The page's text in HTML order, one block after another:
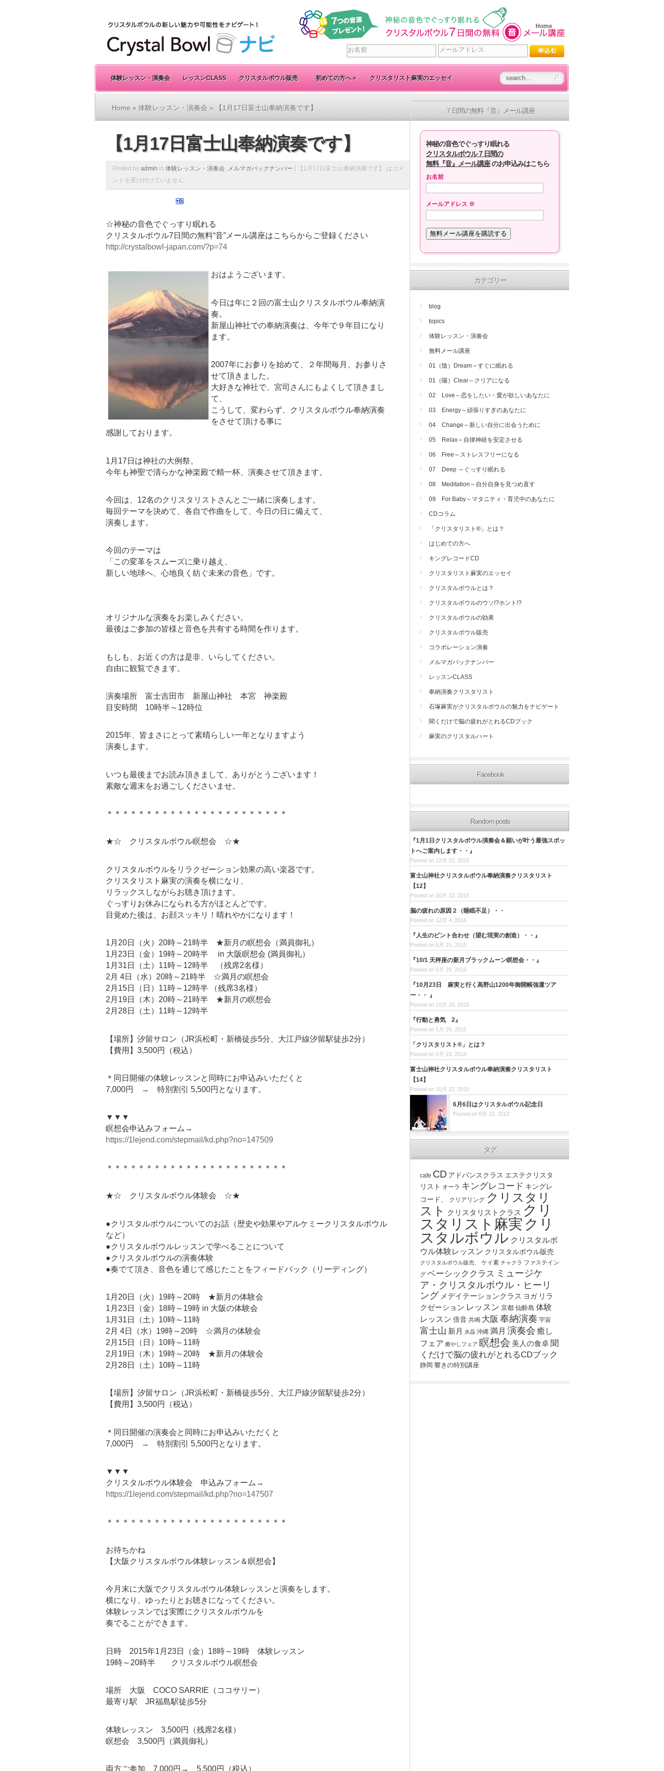
Home
体験レッスン・演奏会 レッスンCLASS クリスタルボウル販売 初めての方へ» クリスタリスト麻実のエッセイ
Home » 体験レッスン・演奏会 » 【1月17日富士山奉納演奏です】
【1月17日富士山奉納演奏です】
Posted by admin in 体験レッスン・演奏会, メルマガバックナンバー 【1月17日富士山奉納演奏です】 は コメ
ントを受け付けていません
☆神秘の音色でぐっすり眠れる
クリスタルボウル7日間の無料“音”メール講座はこちらからご登録ください
http://crystalbowl-japan.com/?p=74
おはようございます。
今日は年に２回の富士山クリスタルボウル奉納演
奏。
新屋山神社での奉納演奏は、今年で９年目になり
ます。
2007年にお参りを始めて、２年間毎月、お参りさ
せて頂きました。
大好きな神社で、宮司さんにもよくして頂きまし
て、
こうして、変わらず、クリスタルボウル奉納演奏
をさせて頂ける事に
感謝しております。
1月17日は神社の大例祭。
今年も神聖で清らかな神楽殿で精一杯、演奏させて頂きます。
今回は、12名のクリスタリストさんとご一緒に演奏します。
毎回テーマを決めて、各自で作曲をして、今日の日に備えて、
演奏します。
今回のテーマは
「この変革をスムーズに乗り越え、
新しい地球へ、心地良く紡ぐ未来の音色」です。
オリジナルな演奏をお楽しみください。
最後はご参加の皆様と音色を共有する時間を作ります。
もしも、お近くの方は是非、いらしてください。
自由に観覧できます。
演奏場所 富士吉田市 新屋山神社 本宮 神楽殿
目安時間 10時半～12時位
2015年、皆まさにとって素晴らしい一年となりますよう
演奏します。
いつも最後までお読み頂きまして、ありがとうございます！
素敵な週末をお過ごしくださいませ。
＊＊＊＊＊＊＊＊＊＊＊＊＊＊＊＊＊＊＊＊＊＊＊
★☆ クリスタルボウル瞑想会 ☆★
クリスタルボウルをリラクゼーション効果の高い楽器です。
クリスタリスト麻実の演奏を横になり、
リラックスしながらお聴き頂けます。
ぐっすりお休みになられる方がほとんどです。
目覚めた後は、お顔スッキリ！晴れやかになります！
1月20日（火）20時～21時半 ★新月の瞑想会（満員御礼）
1月23日（金）19時～20時半 in 大阪瞑想会 (満員御礼）
1月31日（土）11時～12時半 （残席2名様）
2月 4日（水）20時～21時半 ☆満月の瞑想会
2月15日（日）11時～12時半 （残席3名様）
2月19日（木）20時～21時半 ★新月の瞑想会
2月28日（土）11時～12時半
【場所】汐留サロン（JR浜松町・新橋徒歩5分、大江戸線汐留駅徒歩2分）
【費用】3,500円（税込）
＊同日開催の体験レッスンと同時にお申込みいただくと
7,000円 → 特別割引 5,500円となります。
▼▼▼
瞑想会申込みフォーム→
https://1lejend.com/stepmail/kd.php?no=147509
＊＊＊＊＊＊＊＊＊＊＊＊＊＊＊＊＊＊＊＊＊＊＊
★☆ クリスタルボウル体験会 ☆★
●クリスタルボウルについてのお話（歴史や効果やアルケミークリスタルボウル
など）
●クリスタルボウルレッスンで学べることについて
●クリスタルボウルの演奏体験
●奏でて頂き、音色を通じて感じたことをフィードバック（リーディング）
1月20日（火）19時～20時 ★新月の体験会
1月23日（金）18時～19時 in 大阪の体験会
1月31日（土）10時～11時
2月 4日（水）19時～20時 ☆満月の体験会
2月15日（日）10時～11時
2月19日（木）19時～20時 ★新月の体験会
2月28日（土）10時～11時
【場所】汐留サロン（JR浜松町・新橋徒歩5分、大江戸線汐留駅徒歩2分）
【費用】3,500円（税込）
＊同日開催の演奏会と同時にお申込みいただくと
7,000円 → 特別割引 5,500円となります。
▼▼▼
クリスタルボウル体験会 申込みフォーム→
https://1lejend.com/stepmail/kd.php?no=147507
＊＊＊＊＊＊＊＊＊＊＊＊＊＊＊＊＊＊＊＊＊＊＊
お待ちかね
【大阪クリスタルボウル体験レッスン＆瞑想会】
今月末に大阪でクリスタルボウル体験レッスンと演奏をします。
横になり、ゆったりとお聴きになってください。
体験レッスンでは実際にクリスタルボウルを
奏でることができます。
日時 2015年1月23日（金）18時～19時 体験レッスン
19時～20時半 クリスタルボウル瞑想会
場所 大阪 COCO SARRIE（ココサリー）
最寄り駅 JR福島駅徒歩5分
体験レッスン 3,500円（残席2名様）
瞑想会 3,500円（満員御礼）
両方ご参加 7,000円→ 5,500円（税込）
７日間の無料『音』メール講座
神秘の音色でぐっすり眠れる
クリスタルボウル７日間の
無料『音』メール講座のお申込みはこちら
お名前
メールアドレス ※
カテゴリー
blog
topics
体験レッスン・演奏会
無料メール講座
01（陰）Dream～すぐに眠れる
01（陽）Clear～クリアになる
02 Love～恋をしたい・愛が欲しいあなたに
03 Energy～頑張りすぎのあなたに
04 Change～新しい自分に出会うために
05 Relax～自律神経を安定させる
06 Free～ストレスフリーになる
07 Deep ～ぐっすり眠れる
08 Meditation～自分自身を見つめ直す
09 For Baby～マタニティ・育児中のあなたに
CDコラム
「クリスタリスト®」とは？
はじめての方へ
キングレコードCD
クリスタリスト麻実のエッセイ
クリスタルボウルとは？
クリスタルボウルのウソ!?ホント!?
クリスタルボウルの効果
クリスタルボウル販売
コラボレーション演奏
メルマガバックナンバー
レッスンCLASS
奉納演奏クリスタリスト
石塚麻実がクリスタルボウルの魅力をナビゲート
聞くだけで脳の疲れがとれるCDブック
麻実のクリスタルハート
Facebook
Random posts
『1月1日クリスタルボウル演奏会＆願いが叶う最強スポッ
トへご案内します・・』
Posted on 12月 22, 2015
富士山神社クリスタルボウル奉納演奏クリスタリスト
【12】
Posted on 10月 22, 2015
脳の疲れの原因２（睡眠不足）・・
Posted on 12月 4, 2016
『人生のピント合わせ（望む現実の創造）・・』
Posted on 6月 25, 2015
『10/1 天秤座の新月ブラックムーン瞑想会・・』
Posted on 9月 29, 2016
『10月23日 麻実と行く高野山1200年御開帳強運ツア
ー・・ 』
Posted on 10月 20, 2015
『行動と勇気 2』
Posted on 5月 29, 2015
「クリスタリスト®」とは？
Posted on 9月 19, 2014
富士山神社クリスタルボウル奉納演奏クリスタリスト
【14】
Posted on 10月 22, 2015
6月6日はクリスタルボウル記念日
Posted on 8月 22, 2012
タグ
cafe CD アドバンスクラス エステクリスタ
リスト オーラ キングレコード キングレ
コード、
クリアリング クリスタリ
スト
クリスタリストクラス クリ
スタリスト麻実 クリ
スタルボウル クリスタルボ
ウル体験レッスン クリスタルボウル販売
クリスタルボウル販売、 ケイ素 チャクラ ファステイン
グ ベーシッククラス ミュージケ
ア・クリスタルボウル・ヒーリ
ング メデイテーションクラス ヨガ リラ
クゼーション レッスン 京都 仙酔島 体験
レッスン 倍音 共鳴 大阪 奉納演奏 宇宙
富士山 新月 水晶 沖縄 満月 演奏会 癒し
フェア 癒やしフェア 瞑想会 美人の食卓 聞
くだけで脳の疲れがとれるCDブック
静岡 響きの特別講座